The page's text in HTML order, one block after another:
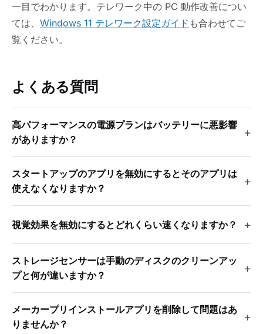
一目でわかります。テレワーク中の PC 動作改善につい
ては、 Windows 11 テレワーク設定ガイド も合わせてご
覧ください。
よくある質問
高パフォーマンスの電源プランはバッテリーに悪影響
がありますか？
スタートアップのアプリを無効にするとそのアプリは
使えなくなりますか？
視覚効果を無効にするとどれくらい速くなりますか？
ストレージセンサーは手動のディスクのクリーンアッ
プと何が違いますか？
メーカープリインストールアプリを削除して問題はあ
りませんか？